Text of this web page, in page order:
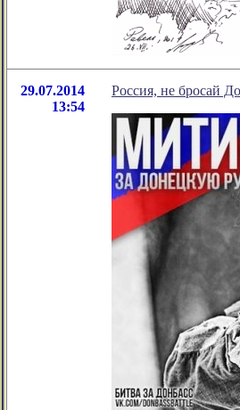
29.07.2014
13:54
Россия, не бросай